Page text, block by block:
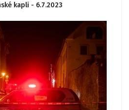
kapli - 6.7.2023